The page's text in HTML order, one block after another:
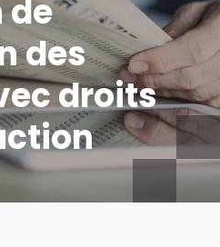
de
des
droits